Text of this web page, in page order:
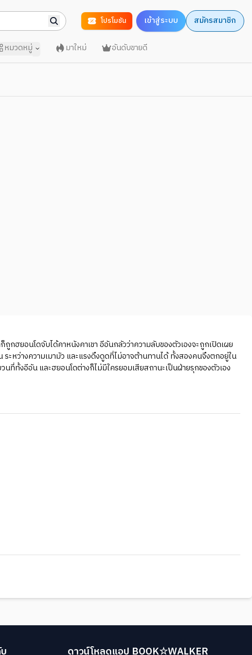
โปรโมชัน เข้าสู่ระบบ สมัครสมาชิก
หมวดหมู่ มาใหม่ อันดับขายดี
ฮยอนโดจับได้คาหนังคาเขา อีอันกลัวว่าความลับของตัวเองจะถูกเปิดเผย
หว่างความเมามัว และแรงดึงดูดที่ไม่อาจต้านทานได้ ทั้งสองคนจึงตกอยู่ใน
ที่ทั้งอีอัน และฮยอนโดต่างก็ไม่มีใครยอมเสียสถานะเป็นฝ่ายรุกของตัวเอง